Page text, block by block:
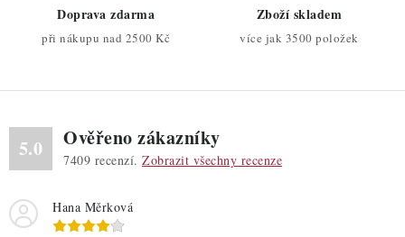
u
Doprava zdarma
při nákupu nad 2500 Kč
Zboží skladem
více jak 3500 položek
5.0 Ověřeno zákazníky
7409 recenzí. Zobrazit všechny recenze
Hana Měrková